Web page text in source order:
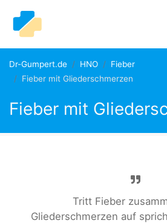
Dr-Gumpert.de HNO
Fieber
Fieber mit Gliederschmerzen
Fieber mit
Tritt Fieber
Gliederschmerzen auf